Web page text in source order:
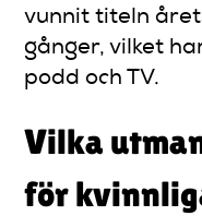
vunnit titeln
gånger, vilket
podd och TV.
Vilka
för